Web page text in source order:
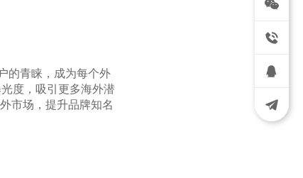
的青睐，成为每个外
度，吸引更多海外潜
市场，提升品牌知名